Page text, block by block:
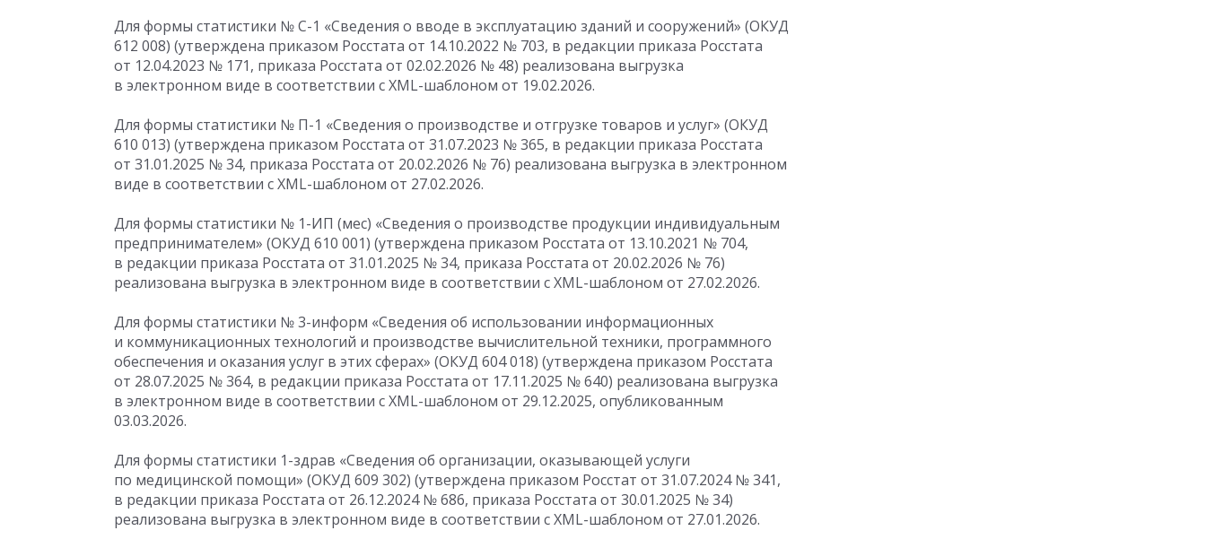
Для формы статистики № С-1 «Сведения о вводе в эксплуатацию зданий и сооружений» (ОКУД
612 008) (утверждена приказом Росстата от 14.10.2022 № 703, в редакции приказа Росстата
от 12.04.2023 № 171, приказа Росстата от 02.02.2026 № 48) реализована выгрузка
в электронном виде в соответствии с XML-шаблоном от 19.02.2026.
Для формы статистики № П-1 «Сведения о производстве и отгрузке товаров и услуг» (ОКУД
610 013) (утверждена приказом Росстата от 31.07.2023 № 365, в редакции приказа Росстата
от 31.01.2025 № 34, приказа Росстата от 20.02.2026 № 76) реализована выгрузка в электронном
виде в соответствии с XML-шаблоном от 27.02.2026.
Для формы статистики № 1-ИП (мес) «Сведения о производстве продукции индивидуальным
предпринимателем» (ОКУД 610 001) (утверждена приказом Росстата от 13.10.2021 № 704,
в редакции приказа Росстата от 31.01.2025 № 34, приказа Росстата от 20.02.2026 № 76)
реализована выгрузка в электронном виде в соответствии с XML-шаблоном от 27.02.2026.
Для формы статистики № 3-информ «Сведения об использовании информационных
и коммуникационных технологий и производстве вычислительной техники, программного
обеспечения и оказания услуг в этих сферах» (ОКУД 604 018) (утверждена приказом Росстата
от 28.07.2025 № 364, в редакции приказа Росстата от 17.11.2025 № 640) реализована выгрузка
в электронном виде в соответствии с XML-шаблоном от 29.12.2025, опубликованным
03.03.2026.
Для формы статистики 1-здрав «Сведения об организации, оказывающей услуги
по медицинской помощи» (ОКУД 609 302) (утверждена приказом Росстат от 31.07.2024№ 341,
в редакции приказа Росстата от 26.12.2024№ 686, приказа Росстата от 30.01.2025 № 34)
реализована выгрузка в электронном виде в соответствии с XML-шаблоном от 27.01.2026.